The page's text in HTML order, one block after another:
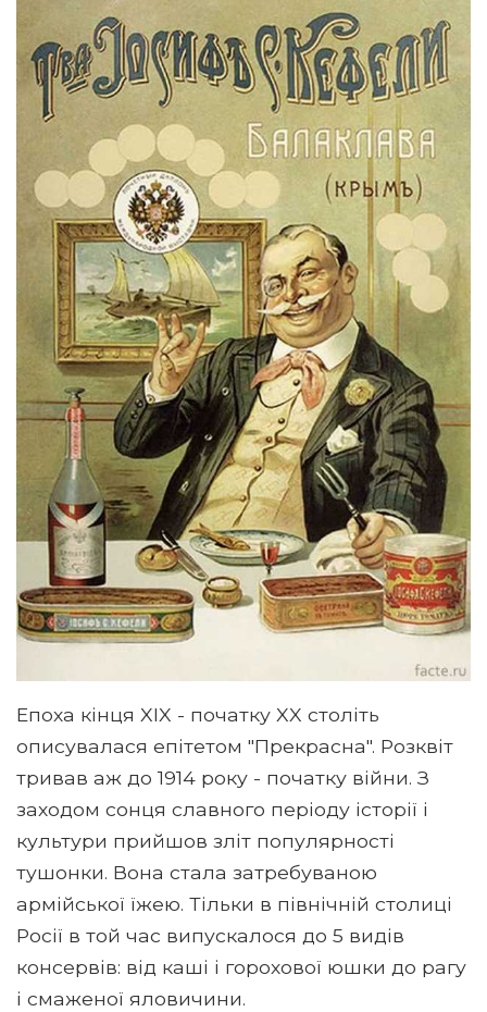
Епоха кінця XIX - початку XX століть
описувалася епітетом "Прекрасна". Розквіт
тривав аж до 1914 року - початку війни. З
заходом сонця славного періоду історії і
культури прийшов зліт популярності
тушонки. Вона стала затребуваною
армійської їжею. Тільки в північній столиці
Росії в той час випускалося до 5 видів
консервів: від каші і горохової юшки до рагу
і смаженої яловичини.